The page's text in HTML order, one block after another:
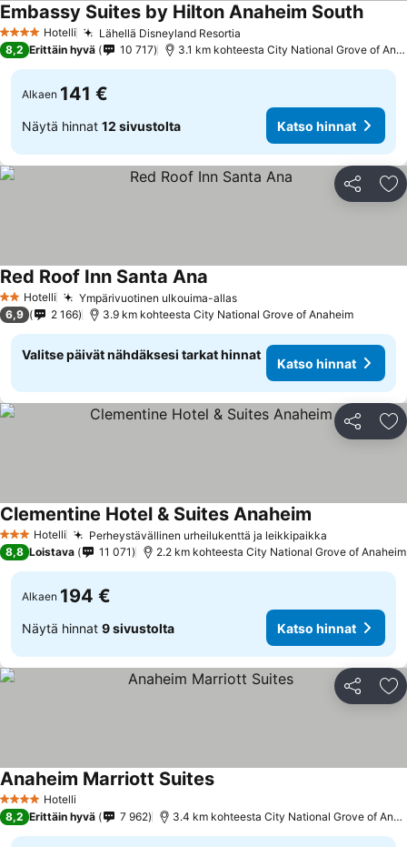
4 Tähtiluokitus
Hotelli Lähellä Disneyland Resortia
Embassy Suites by Hilton Anaheim SouthKatso
8,2 Erittäin hyvä 10 717 3.1 km kohteesta City National Grove of
Alkaen 141 €
Näytä hinnat 12 sivustolta Katso hinnat
Jaa
2 Tähtiluokitus
Hotelli Ympärivuotinen ulkouima-allasKatso hinnat
Red Roof Inn Santa Ana
6,9 2 166 3.9 km kohteesta City National Grove of Anaheim
Valitse päivät nähdäksesi tarkat hinnat
Katso hinnat
Jaa
3 Tähtiluokitus
Hotelli Perheystävällinen urheilukenttä ja leikkipaikka
Clementine Hotel & Suites Anaheim
8,8 Loistava 11 071 2.2 km kohteesta City National Grove of Anaheim
Alkaen 194 €
Näytä hinnat 9 sivustolta Katso hinnat
Jaa
4 Tähtiluokitus
Hotelli
Anaheim Marriott SuitesKatso hinnat
8,2 Erittäin hyvä 7 962 3.4 km kohteesta City National Grove of